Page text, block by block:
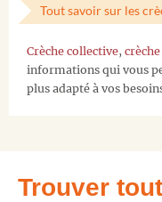
Tout savoir sur les
Crèche collective,
informations qui vous
plus adapté à vos
Trouver